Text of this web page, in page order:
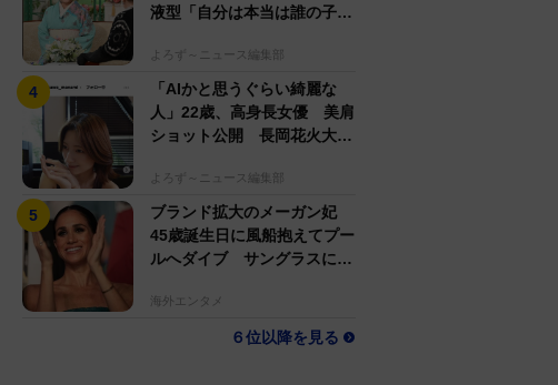
液型「自分は本当は誰の子
よろず～ニュース編集部
「AIかと思うぐらい綺麗な
人」22歳、高身長女優 美肩
ショット公開 長岡花火大会
よろず～ニュース編集部
ブランド拡大のメーガン妃
45歳誕生日に風船抱えてプー
ルへダイブ サングラスにポ
海外エンタメ
６位以降を見る